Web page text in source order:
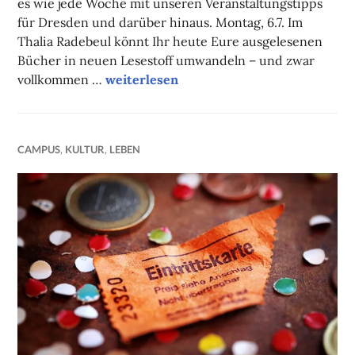
für Dresden und darüber hinaus. Montag, 6.7. Im
Thalia Radebeul könnt Ihr heute Eure ausgelesenen
Bücher in neuen Lesestoff umwandeln – und zwar
vollkommen …Unsere Tipps der Woche
weiterlesen
CAMPUS, KULTUR, LEBEN